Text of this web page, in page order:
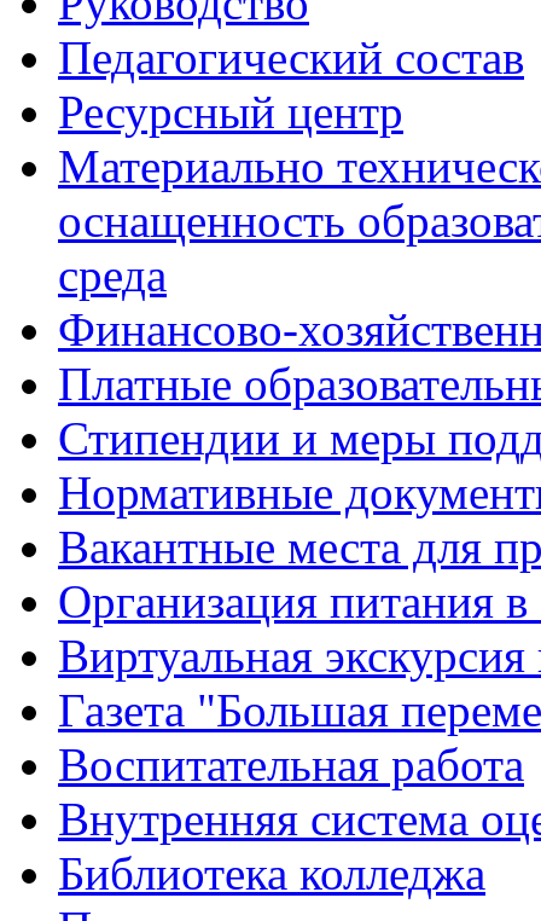
Педагогический состав
Ресурсный центр
Материально
оснащенность
среда
Финансово-
Платные
Стипендии и меры
Нормативные
Вакантные места для
Организация питания в
Виртуальная
Газета "Большая
Воспитательная работа
Внутренняя система
Библиотека колледжа